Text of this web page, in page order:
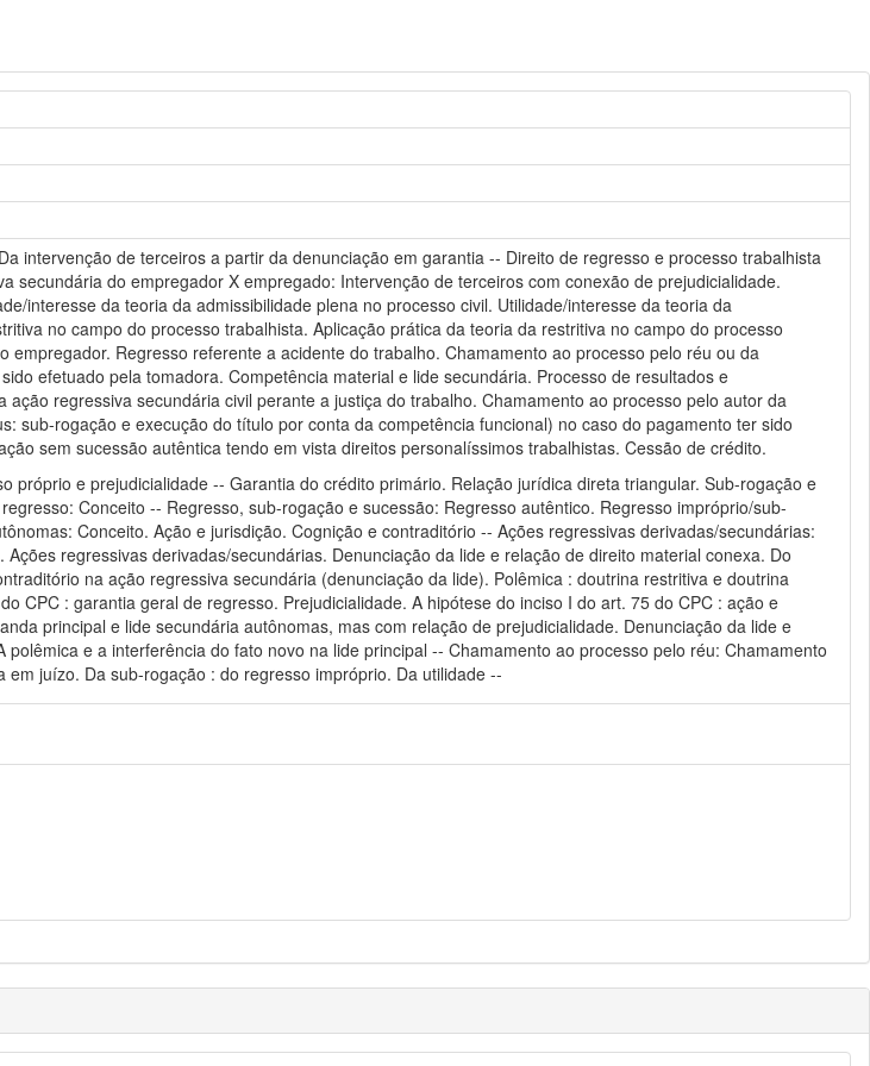
intervenção de terceiros a partir da denunciação em garantia -- Direito de regresso e processo trabalhista
secundária do empregador X empregado: Intervenção de terceiros com conexão de prejudicialidade.
interesse da teoria da admissibilidade plena no processo civil. Utilidade/interesse da teoria da
no campo do processo trabalhista. Aplicação prática da teoria da restritiva no campo do processo
Regresso referente a acidente do trabalho. Chamamento ao processo pelo réu ou da
efetuado pela tomadora. Competência material e lide secundária. Processo de resultados e
regressiva secundária civil perante a justiça do trabalho. Chamamento ao processo pelo autor da
sub-rogação e execução do título por conta da competência funcional) no caso do pagamento ter sido
sem sucessão autêntica tendo em vista direitos personalíssimos trabalhistas. Cessão de crédito.
próprio e prejudicialidade -- Garantia do crédito primário. Relação jurídica direta triangular. Sub-rogação e
Conceito -- Regresso, sub-rogação e sucessão: Regresso autêntico. Regresso impróprio/sub-
Conceito. Ação e jurisdição. Cognição e contraditório -- Ações regressivas derivadas/secundárias:
regressivas derivadas/secundárias. Denunciação da lide e relação de direito material conexa. Do
na ação regressiva secundária (denunciação da lide). Polêmica : doutrina restritiva e doutrina
CPC : garantia geral de regresso. Prejudicialidade. A hipótese do inciso I do art. 75 do CPC : ação e
principal e lide secundária autônomas, mas com relação de prejudicialidade. Denunciação da lide e
e a interferência do fato novo na lide principal -- Chamamento ao processo pelo réu: Chamamento
juízo. Da sub-rogação : do regresso impróprio. Da utilidade --